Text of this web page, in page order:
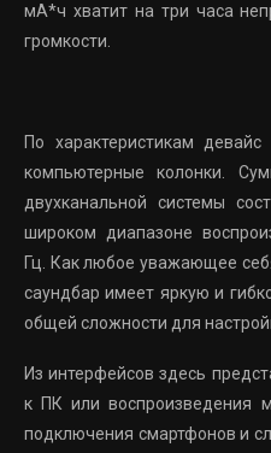
мА*ч хватит на три часа
громкости.
По характеристикам
компьютерные колонки.
двухканальной системы
широком диапазоне
Гц.
Как любое уважающее
саундбар имеет яркую и
общей сложности для
Из интерфейсов здесь
к ПК или воспроизведения
подключения смартфонов и